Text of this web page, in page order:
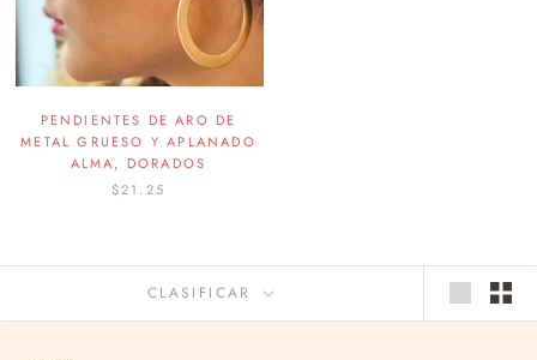
PENDIENTES DE ARO DE
METAL GRUESO Y APLANADO
ALMA, DORADOS
$21.25
CLASIFICAR